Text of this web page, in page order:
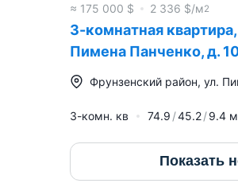
≈ 175 000 $ 2 336 $/м2
3-комнатная
Пимена Панченко, д.
Фрунзенский район, ул.
3-комн. кв 74.9 45.2 9.4 м
Показать